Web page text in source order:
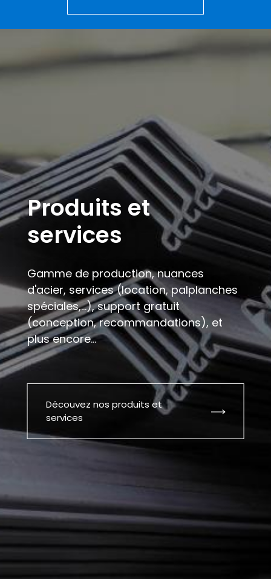
Produits et
services
Gamme de production, nuances
d'acier, services (location, palplanches
spéciales,...), support gratuit
(conception, recommandations), et
plus encore...
Découvez nos produits et
services